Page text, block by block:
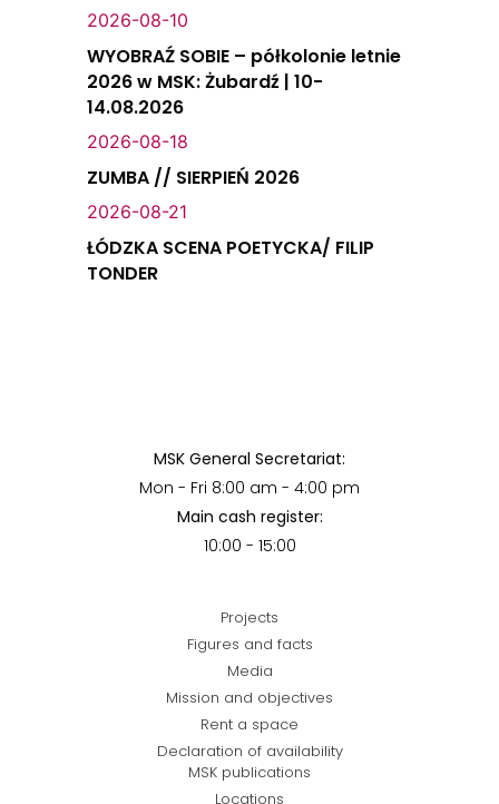
2026-08-10
WYOBRAŹ SOBIE – półkolonie letnie
2026 w MSK: Żubardź | 10-
14.08.2026
2026-08-18
ZUMBA // SIERPIEŃ 2026
2026-08-21
ŁÓDZKA SCENA POETYCKA/ FILIP
TONDER
MSK General Secretariat:
Mon - Fri 8:00 am - 4:00 pm
Main cash register:
10:00 - 15:00
Projects
Figures and facts
Media
Mission and objectives
Rent a space
Declaration of availability
MSK publications
Locations